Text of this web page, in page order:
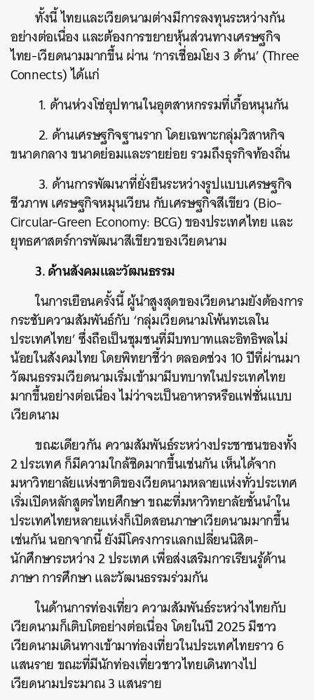
ทั้งนี้ ไทยและเวียดนามต่างมีการลงทุนระหว่างกัน
อย่างต่อเนื่อง และต้องการขยายหุ้นส่วนทางเศรษฐกิจ
ไทย-เวียดนามมากขึ้น ผ่าน ‘การเชื่อมโยง 3 ด้าน’ (Three
Connects) ได้แก่
1. ด้านห่วงโซ่อุปทานในอุตสาหกรรมที่เกื้อหนุนกัน
2. ด้านเศรษฐกิจฐานราก โดยเฉพาะกลุ่มวิสาหกิจ
ขนาดกลาง ขนาดย่อมและรายย่อย รวมถึงธุรกิจท้องถิ่น
3. ด้านการพัฒนาที่ยั่งยืนระหว่างรูปแบบเศรษฐกิจ
ชีวภาพ เศรษฐกิจหมุนเวียน กับเศรษฐกิจสีเขียว (Bio-
Circular-Green Economy: BCG) ของประเทศไทย และ
ยุทธศาสตร์การพัฒนาสีเขียวของเวียดนาม
3. ด้านสังคมและวัฒนธรรม
ในการเยือนครั้งนี้ ผู้นำสูงสุดของเวียดนามยังต้องการ
กระชับความสัมพันธ์กับ ‘กลุ่มเวียดนามโพ้นทะเลใน
ประเทศไทย’ ซึ่งถือเป็นชุมชนที่มีบทบาทและอิทธิพลไม่
น้อยในสังคมไทย โดยพิทยาชี้ว่า ตลอดช่วง 10 ปีที่ผ่านมา
วัฒนธรรมเวียดนามเริ่มเข้ามามีบทบาทในประเทศไทย
มากขึ้นอย่างต่อเนื่อง ไม่ว่าจะเป็นอาหารหรือแฟชั่นแบบ
เวียดนาม
ขณะเดียวกัน ความสัมพันธ์ระหว่างประชาชนของทั้ง
2 ประเทศ ก็มีความใกล้ชิดมากขึ้นเช่นกัน เห็นได้จาก
มหาวิทยาลัยแห่งชาติของเวียดนามหลายแห่งทั่วประเทศ
เริ่มเปิดหลักสูตรไทยศึกษา ขณะที่มหาวิทยาลัยชั้นนำใน
ประเทศไทยหลายแห่งก็เปิดสอนภาษาเวียดนามมากขึ้น
เช่นกัน นอกจากนี้ ยังมีโครงการแลกเปลี่ยนนิสิต-
นักศึกษาระหว่าง 2 ประเทศ เพื่อส่งเสริมการเรียนรู้ด้าน
ภาษา การศึกษา และวัฒนธรรมร่วมกัน
ในด้านการท่องเที่ยว ความสัมพันธ์ระหว่างไทยกับ
เวียดนามก็เติบโตอย่างต่อเนื่อง โดยในปี 2025 มีชาว
เวียดนามเดินทางเข้ามาท่องเที่ยวในประเทศไทยราว 6
แสนราย ขณะที่มีนักท่องเที่ยวชาวไทยเดินทางไป
เวียดนามประมาณ 3 แสนราย
ค้นหา
SHARE TWEET LINE EMAIL